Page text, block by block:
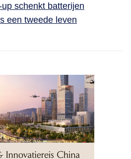
schenkt batterijen
een tweede leven